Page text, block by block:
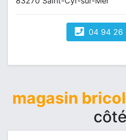
04 94 26
magasin
côté